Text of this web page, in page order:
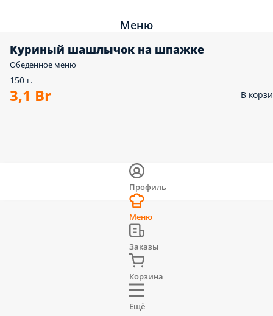
Меню
Куриный шашлычок на шпажке
Обеденное меню
150 г.
3,1 Br В
Профиль
Меню
Заказы
Корзина
Ещё